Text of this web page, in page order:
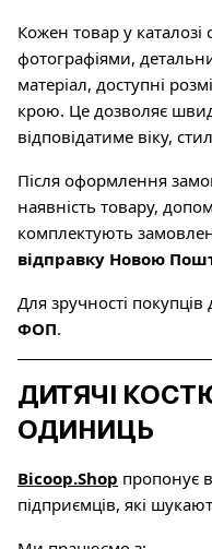
Кожен товар у
фотографіями,
матеріал, доступні
крою. Це дозволяє
відповідатиме віку,
Після оформлення
наявність товару,
комплектують
відправку Новою
Для зручності покупців
ФОП.
ДИТЯЧІ
ОДИНИЦЬ
Bicoop.Shop пропонує
підприємців, які